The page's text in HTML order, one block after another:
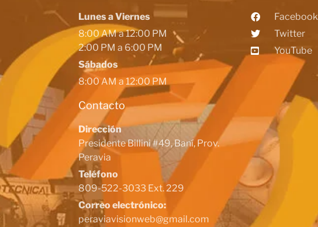
Lunes a Viernes
8:00 AM a 12:00 PM
2:00 PM a 6:00 PM
Sábados
8:00 AM a 12:00 PM
Contacto
Dirección
Presidente Billini #49, Baní, Prov.
Peravia
Teléfono
809-522-3033 Ext. 229
Correo electrónico:
peraviavisionweb@gmail.com
Facebook
Twitter
YouTube